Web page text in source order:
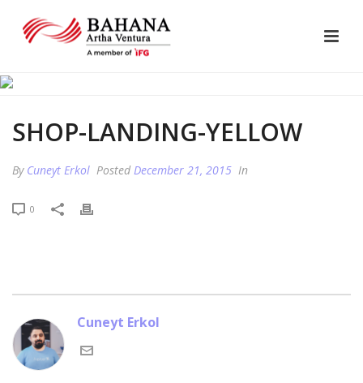
SHOP-LANDING-YELLOW
By Cuneyt Erkol Posted December 21, 2015 In
0
Cuneyt Erkol